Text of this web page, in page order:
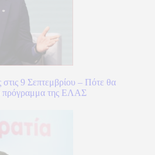
9 Σεπτεμβρίου – Πότε θα
πρόγραμμα της ΕΛΑΣ